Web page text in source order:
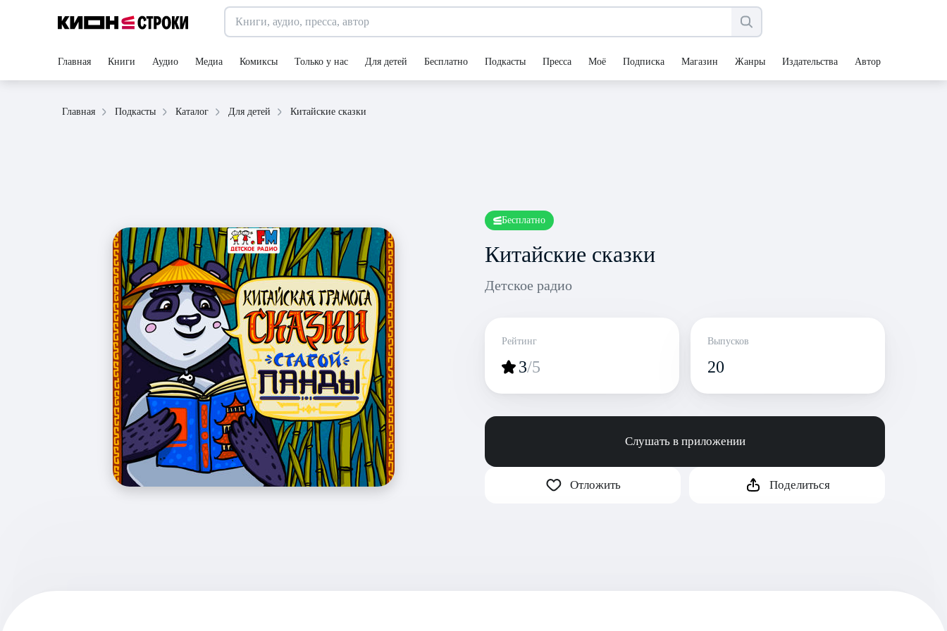
Главная Книги Аудио Медиа Комиксы Только у нас Для детей Бесплатно Подкасты Пресса Моё Подписка Магазин Жанры Издательства Авторы
Главная Подкасты Каталог Для детей Китайские сказки
Бесплатно
Китайские сказки
Детское радио
Рейтинг
3/5
Выпусков
20
Слушать в приложении
Отложить Поделиться